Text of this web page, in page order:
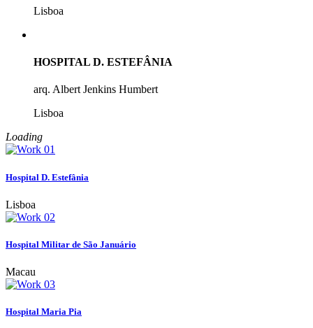
Lisboa
HOSPITAL D. ESTEFÂNIA
arq. Albert Jenkins Humbert
Lisboa
Loading
Hospital D. Estefânia
Lisboa
Hospital Militar de São Januário
Macau
Hospital Maria Pia